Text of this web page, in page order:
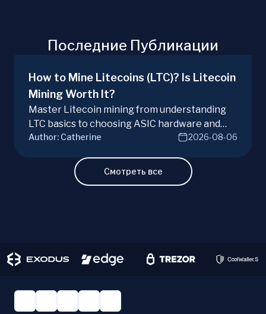
Последние Публикации
How to Mine Litecoins (LTC)? Is Litecoin
Mining Worth It?
Master Litecoin mining from understanding
LTC basics to choosing ASIC hardware and
joining mining pools. Optimize your Litecoin
Author: Catherine 2026-08-06
Смотреть все